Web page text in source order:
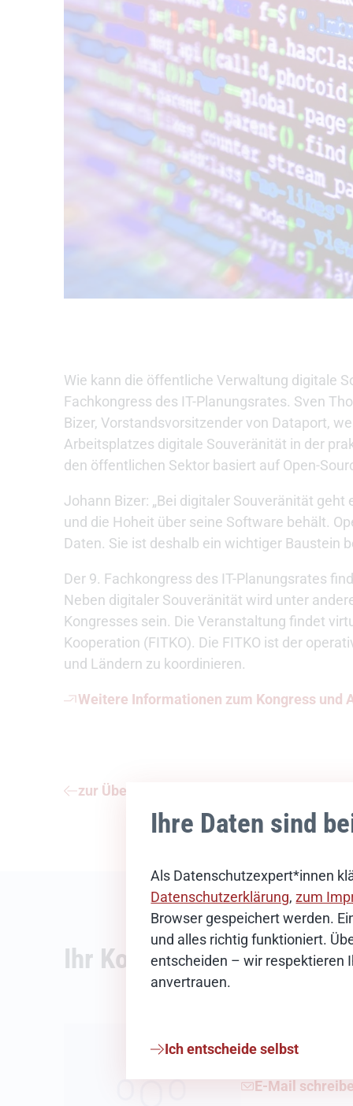
Ihre Daten sind
Als Datenschutzexpert*innen
Datenschutzerklärung,zum
Browser gespeichert werden.
und alles richtig funktioniert.
entscheiden – wir respektieren
anvertrauen.
Ich entscheide selbst
Wie kann die öffentliche Verwaltung digitale
Fachkongress des IT-Planungsrates. Sven
Bizer, Vorstandsvorsitzender von Dataport,
Arbeitsplatzes digitale Souveränität in der
den öffentlichen Sektor basiert auf Open-
Johann Bizer: „Bei digitaler Souveränität
und die Hoheit über seine Software behält.
Daten. Sie ist deshalb ein wichtiger Baustein
Der 9. Fachkongress des IT-Planungsrates
Neben digitaler Souveränität wird unter
Kongresses sein. Die Veranstaltung findet
Kooperation (FITKO). Die FITKO ist der
und Ländern zu koordinieren.
Weitere Informationen zum Kongress und
zur Übersicht
Ihr Kontakt
News-
E-Mail